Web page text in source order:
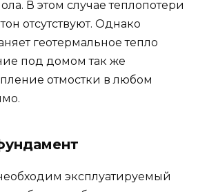
В этом случае теплопотери
отсутствуют. Однако
геотермальное тепло
под домом так же
отмостки в любом
эксплуатируемый